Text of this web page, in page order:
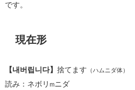
です。
現在形
【내버립니다】 捨てます （ハムニダ体）
読み：ネボリ m ニダ